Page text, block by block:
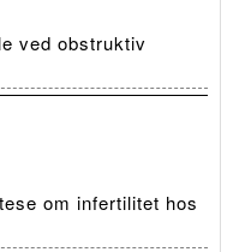
ved obstruktiv
om infertilitet hos